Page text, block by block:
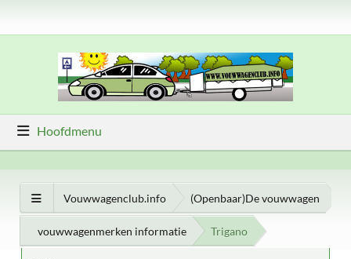
Hoofdmenu
Vouwwagenclub.info (Openbaar)De vouwwagen
vouwwagenmerken informatie Trigano